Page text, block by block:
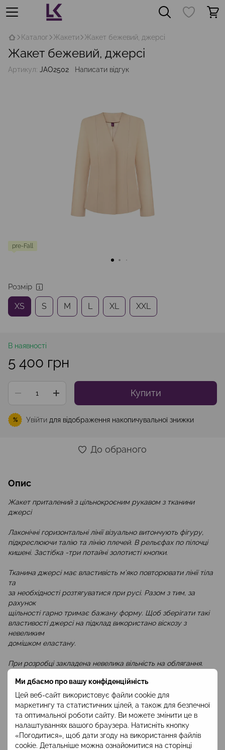
Ми дбаємо про вашу конфіденційність
Цей веб-сайт використовує файли cookie для
маркетингу та статистичних цілей, а також для безпечної
та оптимальної роботи сайту. Ви можете змінити це в
налаштуваннях вашого браузера. Натисніть кнопку
«Погодитися», щоб дати згоду на використання файлів
cookie. Детальніше можна ознайомитися на сторінці
Каталог Жакети Жакет бежевий, джерсі
Жакет бежевий, джерсі
Артикул: JAO2502 Написати відгук
pre-Fall
Розмір
XS S M L XL XXL
В наявності
5 400 грн
Купити
% Увійти для відображення накопичувальної знижки
До обраного
Опис
Жакет приталений з цільнокроєним рукавом з тканини
джерсі
Лаконічні горизонтальні лінії візуально витончують фігуру,
підкреслюючи талію та лінію плечей. В рельєфах по пілочці
кишені. Застібка -три потайні золотисті кнопки.
Тканина джерсі має властивість м’яко повторювати лінії тіла
та
за необхідності розтягуватися при русі. Разом з тим, за
рахунок
щільності гарно тримає бажану форму. Щоб зберігати такі
властивості джерсі на підклад використано віскозу з
невеликим
домішком еластану.
При розробці закладена невелика вільність на облягання.
Якщо
Ви любите вільні жакети – рекомендуємо брати на розмір
більше. На моделі, у якої розмір XS жакет розміру S. Якщо ж
Вам до вподоби щоб жакет повторював лінії фігури – беріть
на
розмір згідно з нашою Таблицею розмірів. Якщо любите
щільне
прилягання по фігурі – беріть на розмір менше.